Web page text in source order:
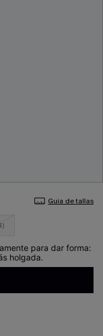
Guía de tallas
para dar forma:
holgada.